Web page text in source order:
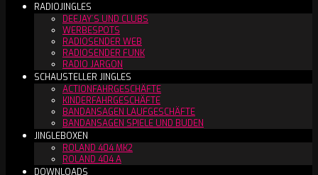
RADIOJINGLES
DEEJAY´S UND CLUBS
WERBESPOTS
RADIOSENDER WEB
RADIOSENDER FUNK
RADIO JARGON
SCHAUSTELLER JINGLES
ACTIONFAHRGESCHÄFTE
KINDERFAHRGESCHÄFTE
BANDANSAGEN LAUFGESCHÄFTE
BANDANSAGEN SPIELE UND BUDEN
JINGLEBOXEN
ROLAND 404 MK2
ROLAND 404 A
DOWNLOADS